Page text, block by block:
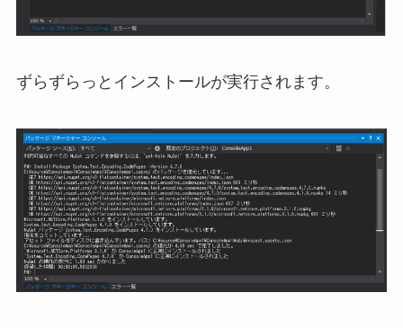
ずらずらっとインストールが実行されます。